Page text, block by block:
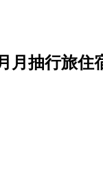
月抽行旅住